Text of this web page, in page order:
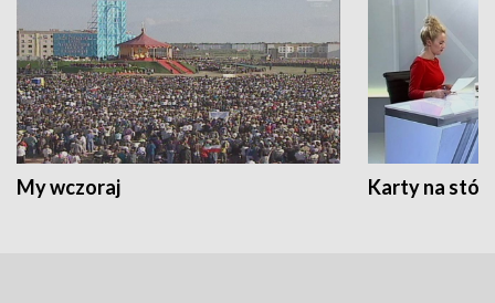
My wczoraj Karty na